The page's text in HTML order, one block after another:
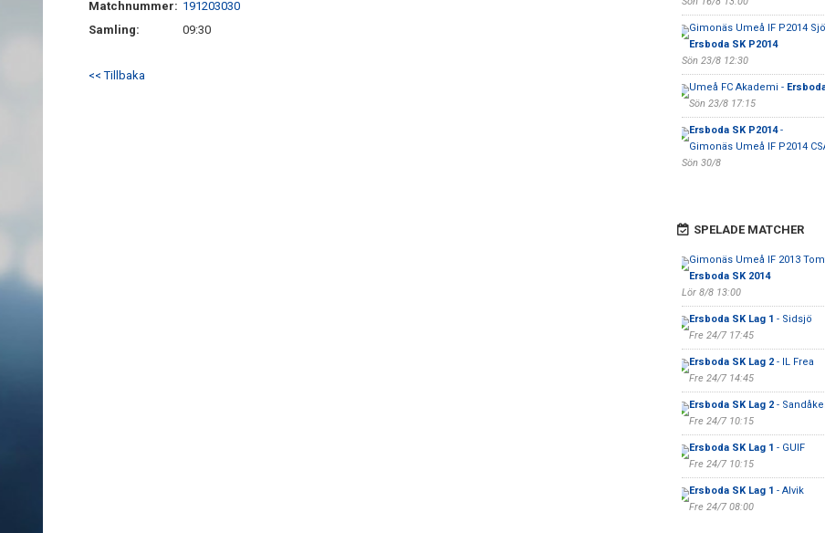
Matchnummer: 191203030
Samling:
09:30
<< Tillbaka
Gimonäs Umeå IF P2014
Ersboda SK P2014
Sön 23/8 12:30
Umeå FC Akademi -
Sön 23/8 17:15
Ersboda SK P2014-
Gimonäs Umeå IF P2014
Sön 30/8
SPELADE MATCHER
Gimonäs Umeå IF 2013
Ersboda SK 2014
Lör 8/8 13:00
Ersboda SK Lag 1 - Sidsjö
Fre 24/7 17:45
Ersboda SK Lag 2- IL Frea
Fre 24/7 14:45
Ersboda SK Lag 2-
Fre 24/7 10:15
Ersboda SK Lag 1 - GUIF
Fre 24/7 10:15
Ersboda SK Lag 1 - Alvik
Fre 24/7 08:00